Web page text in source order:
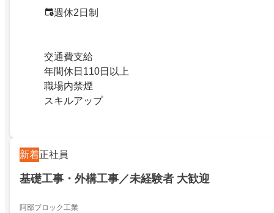
週休2日制
交通費支給
年間休日110日以上
職場内禁煙
スキルアップ
新着正社員
基礎工事・外構工事／未経験者 大歓迎
阿部ブロック工業